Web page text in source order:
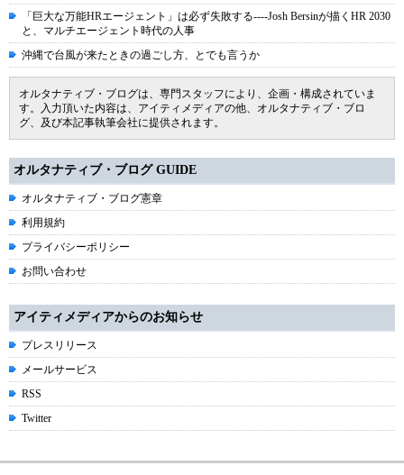
「巨大な万能HRエージェント」は必ず失敗する----Josh Bersinが描くHR 2030
と、マルチエージェント時代の人事
沖縄で台風が来たときの過ごし方、とでも言うか
オルタナティブ・ブログは、専門スタッフにより、企画・構成されていま
す。入力頂いた内容は、アイティメディアの他、オルタナティブ・ブロ
グ、及び本記事執筆会社に提供されます。
オルタナティブ・ブログ GUIDE
オルタナティブ・ブログ憲章
利用規約
プライバシーポリシー
お問い合わせ
アイティメディアからのお知らせ
プレスリリース
メールサービス
RSS
Twitter